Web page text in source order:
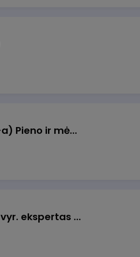
Užsakymų komplektuotojas (-a) Pieno ir mėsos sandėlyje
Veiklos užtikrinimo ir atitikties vyr. ekspertas (-ė) (Vilnius, LT)